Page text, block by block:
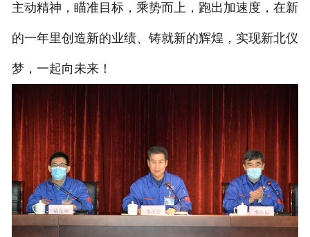
主动精神，瞄准目标，乘势而上，跑出加速度，在新
的一年里创造新的业绩、铸就新的辉煌，实现新北仪
梦，一起向未来！